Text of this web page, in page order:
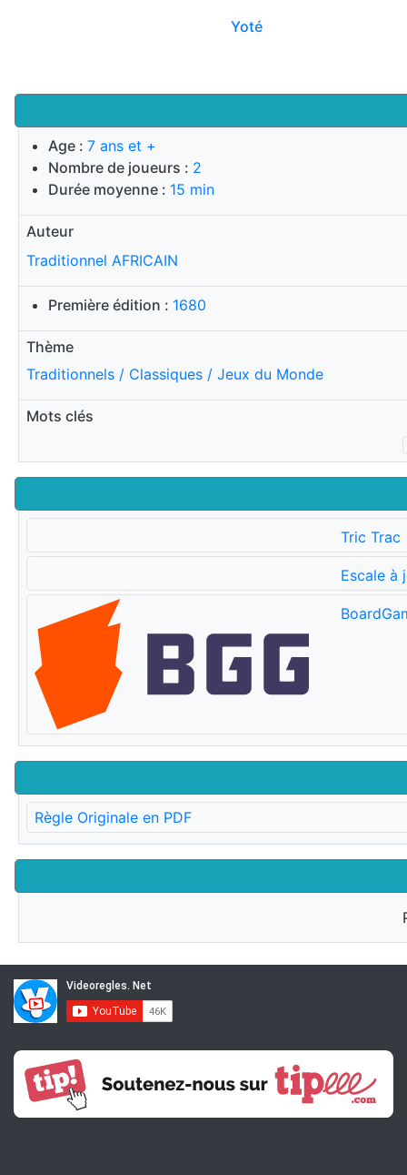
Age : 7 ans et +
Nombre de joueurs : 2
Durée moyenne : 15 min
Auteur
Traditionnel AFRICAIN
Première édition : 1680
Thème
Traditionnels / Classiques / Jeux du Monde
Mots clés
Tric Trac
Escale à
Règle Originale en PDF
Yoté